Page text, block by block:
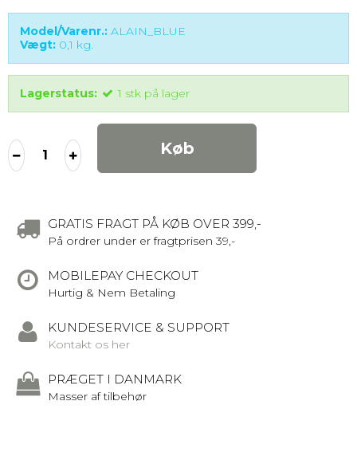
Model/Varenr.: ALAIN_BLUE
Vægt: 0,1 kg.
Lagerstatus: 1 stk på lager
Køb
GRATIS FRAGT PÅ KØB OVER 399,-
På ordrer under er fragtprisen 39,-
MOBILEPAY CHECKOUT
Hurtig & Nem Betaling
KUNDESERVICE & SUPPORT
Kontakt os her
PRÆGET I DANMARK
Masser af tilbehør